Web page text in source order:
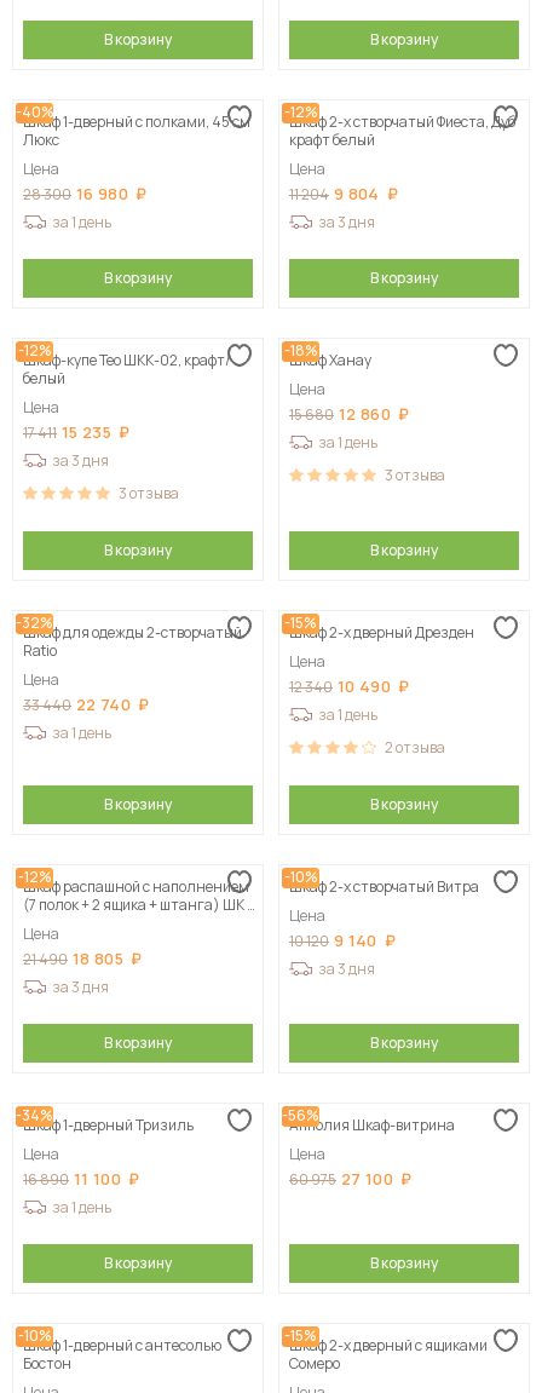
В корзину В корзину
-40%
Шкаф 1-дверный с полками, 45 см
Люкс
Цена
28 300 16 980
за 1 день
В корзину
-12%
Шкаф 2-х створчатый Фиеста, Дуб
крафт белый
Цена
11 204 9 804
за 3 дня
В корзину
-12%
Шкаф-купе Тео ШКК-02, крафт/
белый
Цена
17 411 15 235
за 3 дня
3отзыва
В корзину
-18%
Шкаф Ханау
Цена
15 680 12 860
за 1 день
3отзыва
В корзину
-32%
Шкаф для одежды 2-створчатый
Ratio
Цена
33 440 22 740
за 1 день
В корзину
-15%
Шкаф 2-х дверный Дрезден
Цена
12 340 10 490
за 1 день
2отзыва
В корзину
-12%
Шкаф распашной с наполнением
(7 полок + 2 ящика + штанга) ШК 5
Цена
21 490 18 805
за 3 дня
В корзину
-10%
Шкаф 2-х створчатый Витра
Цена
10 120 9 140
за 3 дня
В корзину
-34%
Шкаф 1-дверный Тризиль
Цена
16 890 11 100
за 1 день
В корзину
-56%
Апполия Шкаф-витрина
Цена
60 975 27 100
В корзину
-10%
Шкаф 1-дверный с антесолью
Бостон
-15%
Шкаф 2-х дверный с ящиками
Сомеро